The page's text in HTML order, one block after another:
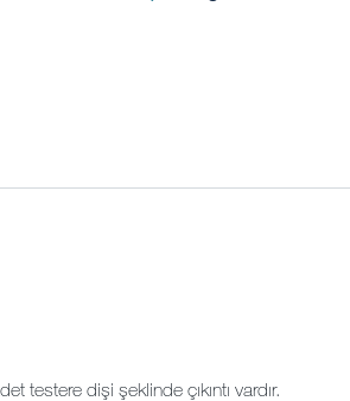
testere dişi şeklinde çıkıntı vardır.